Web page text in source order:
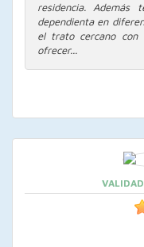
residencia. Además
dependienta en
el trato cercano con
ofrecer...